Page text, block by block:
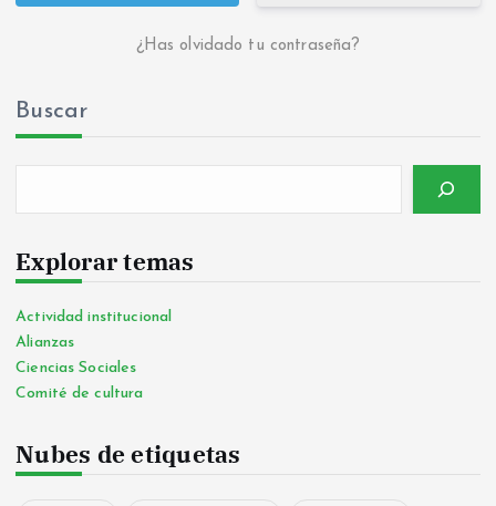
¿Has olvidado tu contraseña?
Buscar
Explorar temas
Actividad institucional
Alianzas
Ciencias Sociales
Comité de cultura
Nubes de etiquetas